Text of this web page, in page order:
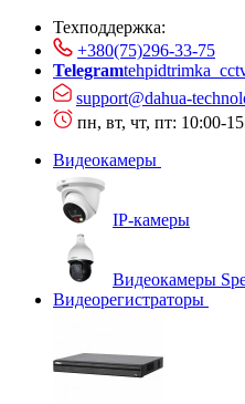
Техподдержка:
+380(75)296-33-75
Telegram
support@dahua-
пн, вт, чт, пт: 10:00-
Видеокамеры
IP-камеры
Видеокамеры
Видеорегистраторы